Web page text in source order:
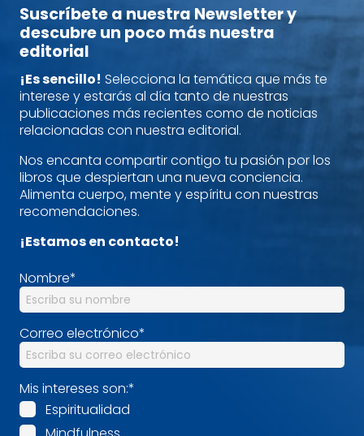
Suscríbete a nuestra Newsletter y
descubre un poco más nuestra
editorial
¡Es sencillo! Selecciona la temática que más te
interese y estarás al día tanto de nuestras
publicaciones más recientes como de noticias
relacionadas con nuestra editorial.
Nos encanta compartir contigo tu pasión por los
libros que despiertan una nueva conciencia.
Alimenta cuerpo, mente y espíritu con nuestras
recomendaciones.
¡Estamos en contacto!
Nombre*
Correo electrónico*
Mis intereses son:*
Espiritualidad